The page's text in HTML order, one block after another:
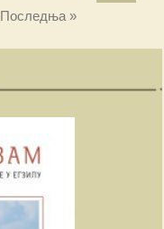
Последња »